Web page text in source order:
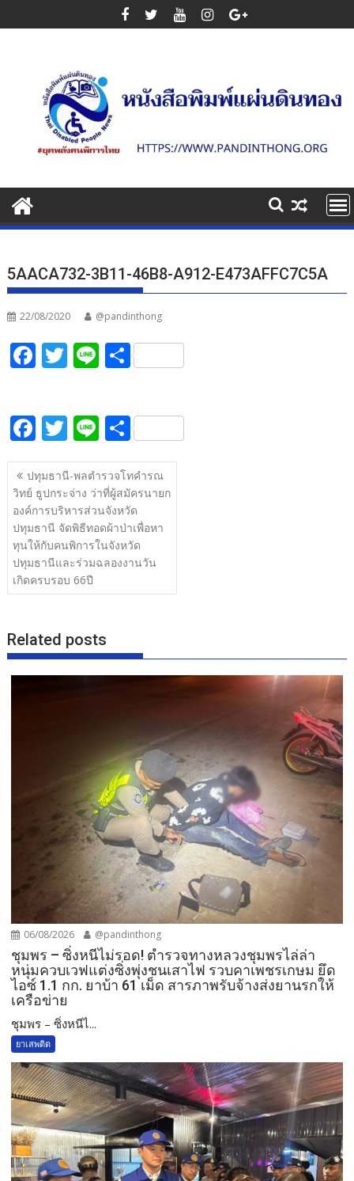
to
5AACA732-3B11-46B8-A912-E473AFFC7C5A
22/08/2020 @pandinthong
F
ac
b
o
o
k
T
w
er
Li
n
S
h
e
F
ac
e
b
o
o
k
T
w
itt
er
Li
n
e
S
h
ar
e
แนะแนว
เรื่อง
ปทุมธานี-พลตำรวจโทคำรณ
วิทย์ ธูปกระจ่าง ว่าที่ผู้สมัครนายก
องค์การบริหารส่วนจังหวัด
ปทุมธานี จัดพิธีทอดผ้าป่าเพื่อหา
ทุนให้กับคนพิการในจังหวัด
ปทุมธานีและร่วมฉลองงานวัน
เกิดครบรอบ 66ปี
Related posts
06/08/2026 @pandinthong
ชุมพร – ซิ่งหนีไม่รอด! ตำรวจทางหลวงชุมพรไล่ล่า
หนุ่มควบเวฟแต่งซิ่งพุ่งชนเสาไฟ รวบคาเพชรเกษม ยึด
ไอซ์ 1.1 กก. ยาบ้า 61 เม็ด สารภาพรับจ้างส่งยานรกให้
เครือข่าย
ชุมพร – ซิ่งหนีไ...
ยาเสพติด